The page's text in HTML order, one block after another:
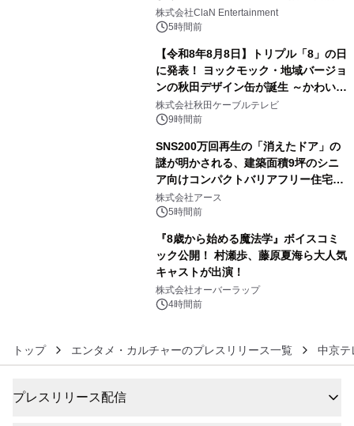
開催決定！！
株式会社ClaN Entertainment
5時間前
【令和8年8月8日】トリプル「8」の日
に発表！ ヨックモック・地域バージョ
ンの秋田デザイン缶が誕生 ～かわいい
秋田犬の子犬と秋田の四季と名所を巡
るパッケージ～ 9月1日(火)秋田県内で
株式会社秋田ケーブルテレビ
9時間前
SNS200万回再生の「消えたドア」の
謎が明かされる、建築面積9坪のシニ
ア向けコンパクトバリアフリー住宅が
誕生
株式会社アース
5時間前
『8歳から始める魔法学』ボイスコミ
ック公開！ 村瀬歩、藤原夏海ら大人気
キャストが出演！
株式会社オーバーラップ
4時間前
トップ エンタメ・カルチャーのプレスリリース一覧 中京テ
プレスリリース配信